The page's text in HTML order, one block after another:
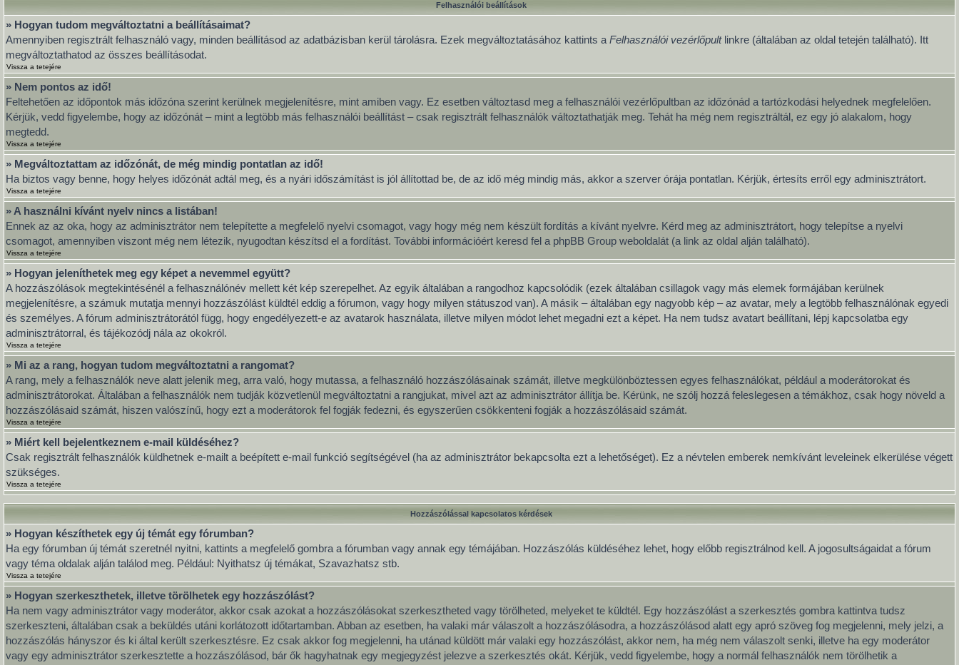
Felhasználói beállítások
» Hogyan tudom megváltoztatni a beállításaimat?
Amennyiben regisztrált felhasználó vagy, minden beállításod az adatbázisban kerül tárolásra. Ezek megváltoztatásához kattints a Felhasználói vezérlőpultlinkre (általában az oldal tetején található). Itt
megváltoztathatod az összes beállításodat.
Vissza a tetejére
» Nem pontos az idő!
Feltehetően az időpontok más időzóna szerint kerülnek megjelenítésre, mint amiben vagy. Ez esetben változtasd meg a felhasználói vezérlőpultban az időzónád a tartózkodási helyednek megfelelően.
Kérjük, vedd figyelembe, hogy az időzónát – mint a legtöbb más felhasználói beállítást – csak regisztrált felhasználók változtathatják meg. Tehát ha még nem regisztráltál, ez egy jó alakalom, hogy
megtedd.
Vissza a tetejére
» Megváltoztattam az időzónát, de még mindig pontatlan az idő!
Ha biztos vagy benne, hogy helyes időzónát adtál meg, és a nyári időszámítást is jól állítottad be, de az idő még mindig más, akkor a szerver órája pontatlan. Kérjük, értesíts erről egy adminisztrátort.
Vissza a tetejére
» A használni kívánt nyelv nincs a listában!
Ennek az az oka, hogy az adminisztrátor nem telepítette a megfelelő nyelvi csomagot, vagy hogy még nem készült fordítás a kívánt nyelvre. Kérd meg az adminisztrátort, hogy telepítse a nyelvi
csomagot, amennyiben viszont még nem létezik, nyugodtan készítsd el a fordítást. További információért keresd fel a phpBB Group weboldalát (a link az oldal alján található).
Vissza a tetejére
» Hogyan jeleníthetek meg egy képet a nevemmel együtt?
A hozzászólások megtekintésénél a felhasználónév mellett két kép szerepelhet. Az egyik általában a rangodhoz kapcsolódik (ezek általában csillagok vagy más elemek formájában kerülnek
megjelenítésre, a számuk mutatja mennyi hozzászólást küldtél eddig a fórumon, vagy hogy milyen státuszod van). A másik – általában egy nagyobb kép – az avatar, mely a legtöbb felhasználónak egyedi
és személyes. A fórum adminisztrátorától függ, hogy engedélyezett-e az avatarok használata, illetve milyen módot lehet megadni ezt a képet. Ha nem tudsz avatart beállítani, lépj kapcsolatba egy
adminisztrátorral, és tájékozódj nála az okokról.
Vissza a tetejére
» Mi az a rang, hogyan tudom megváltoztatni a rangomat?
A rang, mely a felhasználók neve alatt jelenik meg, arra való, hogy mutassa, a felhasználó hozzászólásainak számát, illetve megkülönböztessen egyes felhasználókat, például a moderátorokat és
adminisztrátorokat. Általában a felhasználók nem tudják közvetlenül megváltoztatni a rangjukat, mivel azt az adminisztrátor állítja be. Kérünk, ne szólj hozzá feleslegesen a témákhoz, csak hogy növeld a
hozzászólásaid számát, hiszen valószínű, hogy ezt a moderátorok fel fogják fedezni, és egyszerűen csökkenteni fogják a hozzászólásaid számát.
Vissza a tetejére
» Miért kell bejelentkeznem e-mail küldéséhez?
Csak regisztrált felhasználók küldhetnek e-mailt a beépített e-mail funkció segítségével (ha az adminisztrátor bekapcsolta ezt a lehetőséget). Ez a névtelen emberek nemkívánt leveleinek elkerülése végett
szükséges.
Vissza a tetejére
Hozzászólással kapcsolatos kérdések
» Hogyan készíthetek egy új témát egy fórumban?
Ha egy fórumban új témát szeretnél nyitni, kattints a megfelelő gombra a fórumban vagy annak egy témájában. Hozzászólás küldéséhez lehet, hogy előbb regisztrálnod kell. A jogosultságaidat a fórum
vagy téma oldalak alján találod meg. Például: Nyithatsz új témákat, Szavazhatsz stb.
Vissza a tetejére
» Hogyan szerkeszthetek, illetve törölhetek egy hozzászólást?
Ha nem vagy adminisztrátor vagy moderátor, akkor csak azokat a hozzászólásokat szerkesztheted vagy törölheted, melyeket te küldtél. Egy hozzászólást a szerkesztés gombra kattintva tudsz
szerkeszteni, általában csak a beküldés utáni korlátozott időtartamban. Abban az esetben, ha valaki már válaszolt a hozzászólásodra, a hozzászólásod alatt egy apró szöveg fog megjelenni, mely jelzi, a
hozzászólás hányszor és ki által került szerkesztésre. Ez csak akkor fog megjelenni, ha utánad küldött már valaki egy hozzászólást, akkor nem, ha még nem válaszolt senki, illetve ha egy moderátor
vagy egy adminisztrátor szerkesztette a hozzászólásod, bár ők hagyhatnak egy megjegyzést jelezve a szerkesztés okát. Kérjük, vedd figyelembe, hogy a normál felhasználók nem törölhetik a